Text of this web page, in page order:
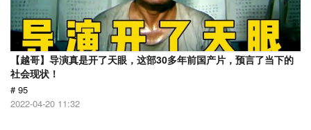
【越哥】导演真是开了天眼，这部30多年前国产片，预言了当下的
社会现状！
# 95
2022-04-20 11:32